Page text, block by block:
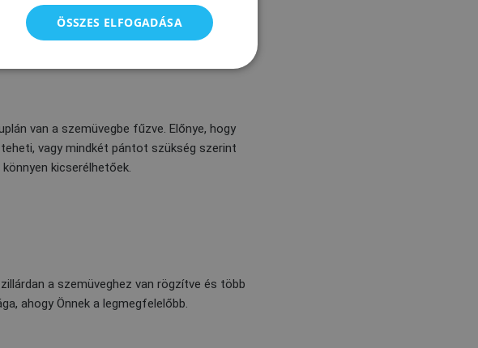
tömítéssel
van a szemüvegbe fűzve. Előnye, hogy
vagy mindkét pántot szükség szerint
kicserélhetőek.
a szemüveghez van rögzítve és több
ahogy Önnek a legmegfelelőbb.
ÖSSZES ELFOGADÁSA